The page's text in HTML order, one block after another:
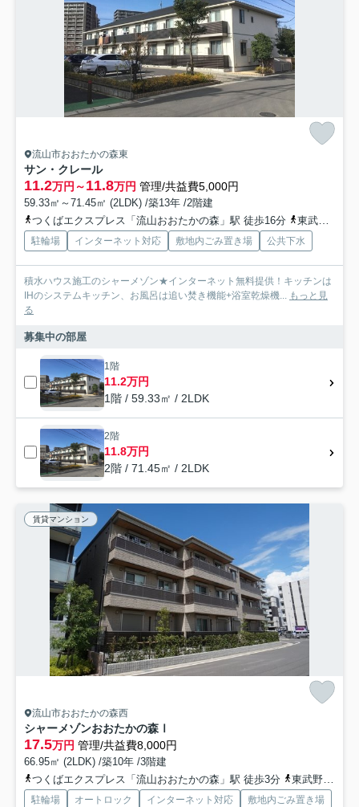
流山市おおたかの森東
サン・クレール
11.2万円～11.8万円 管理/共益費5,000円
59.33㎡～71.45㎡ (2LDK) /築13年 /2階建
つくばエクスプレス「流山おおたかの森」駅 徒歩16分
東武野田線「豊四季」駅 徒歩16分
駐輪場 インターネット対応 敷地内ごみ置き場 公共下水
積水ハウス施工のシャーメゾン★インターネット無料提供！キッチンは
IHのシステムキッチン、お風呂は追い焚き機能+浴室乾燥機...
もっと見
る
募集中の部屋
1階
11.2万円
1階 / 59.33㎡ / 2LDK
2階
11.8万円
2階 / 71.45㎡ / 2LDK
賃貸マンション
流山市おおたかの森西
シャーメゾンおおたかの森Ⅰ
17.5万円 管理/共益費8,000円
66.95㎡ (2LDK) /築10年 /3階建
つくばエクスプレス「流山おおたかの森」駅 徒歩3分
東武野田線「流山おおたかの森」駅 徒歩3分
駐輪場 オートロック インターネット対応
敷地内ごみ置き場